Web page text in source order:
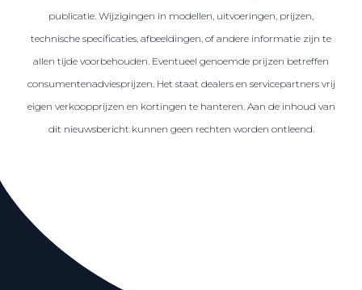
publicatie. Wijzigingen in modellen, uitvoeringen, prijzen,
technische specificaties, afbeeldingen, of andere informatie zijn te
allen tijde voorbehouden. Eventueel genoemde prijzen betreffen
consumentenadviesprijzen. Het staat dealers en servicepartners vrij
eigen verkoopprijzen en kortingen te hanteren. Aan de inhoud van
dit nieuwsbericht kunnen geen rechten worden ontleend.